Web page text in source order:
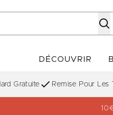
DÉCOUVRIR
Gratuite Remise Pour Les